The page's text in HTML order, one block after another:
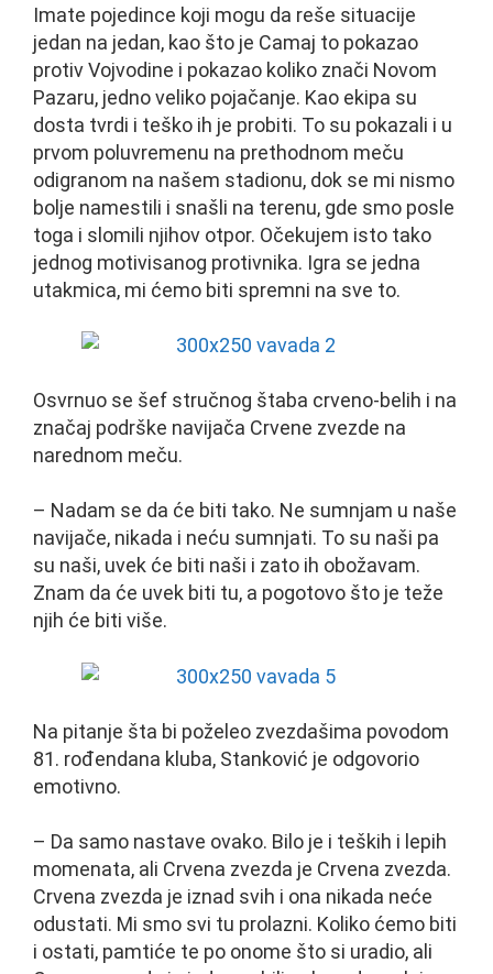
Imate pojedince koji mogu da reše situacije
jedan na jedan, kao što je Camaj to pokazao
protiv Vojvodine i pokazao koliko znači Novom
Pazaru, jedno veliko pojačanje. Kao ekipa su
dosta tvrdi i teško ih je probiti. To su pokazali i u
prvom poluvremenu na prethodnom meču
odigranom na našem stadionu, dok se mi nismo
bolje namestili i snašli na terenu, gde smo posle
toga i slomili njihov otpor. Očekujem isto tako
jednog motivisanog protivnika. Igra se jedna
utakmica, mi ćemo biti spremni na sve to.
Osvrnuo se šef stručnog štaba crveno-belih i na
značaj podrške navijača Crvene zvezde na
narednom meču.
– Nadam se da će biti tako. Ne sumnjam u naše
navijače, nikada i neću sumnjati. To su naši pa
su naši, uvek će biti naši i zato ih obožavam.
Znam da će uvek biti tu, a pogotovo što je teže
njih će biti više.
Na pitanje šta bi poželeo zvezdašima povodom
81. rođendana kluba, Stanković je odgovorio
emotivno.
– Da samo nastave ovako. Bilo je i teških i lepih
momenata, ali Crvena zvezda je Crvena zvezda.
Crvena zvezda je iznad svih i ona nikada neće
odustati. Mi smo svi tu prolazni. Koliko ćemo biti
i ostati, pamtiće te po onome što si uradio, ali